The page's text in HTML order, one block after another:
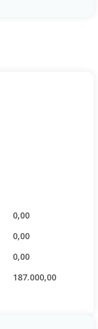
0,00
0,00
0,00
187.000,00